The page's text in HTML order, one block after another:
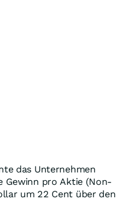
das Unternehmen
Gewinn pro Aktie (Non-
um 22 Cent über den